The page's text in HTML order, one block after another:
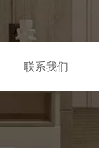
联系我们